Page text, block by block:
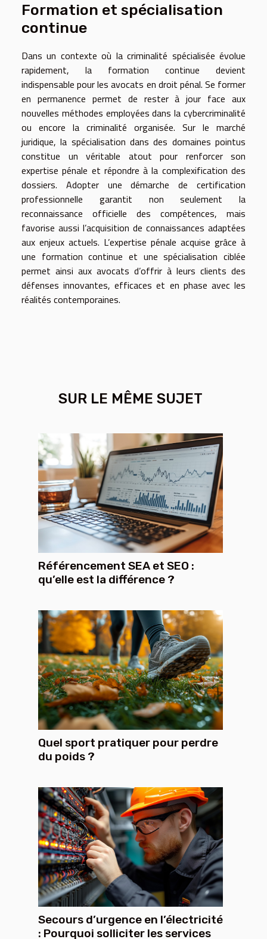
Formation et spécialisation
continue
Dans un contexte où la criminalité spécialisée évolue
rapidement, la formation continue devient
indispensable pour les avocats en droit pénal. Se former
en permanence permet de rester à jour face aux
nouvelles méthodes employées dans la cybercriminalité
ou encore la criminalité organisée. Sur le marché
juridique, la spécialisation dans des domaines pointus
constitue un véritable atout pour renforcer son
expertise pénale et répondre à la complexification des
dossiers. Adopter une démarche de certification
professionnelle garantit non seulement la
reconnaissance officielle des compétences, mais
favorise aussi l’acquisition de connaissances adaptées
aux enjeux actuels. L’expertise pénale acquise grâce à
une formation continue et une spécialisation ciblée
permet ainsi aux avocats d’offrir à leurs clients des
défenses innovantes, efficaces et en phase avec les
réalités contemporaines.
SUR LE MÊME SUJET
Référencement SEA et SEO :
qu’elle est la différence ?
Quel sport pratiquer pour perdre
du poids ?
Secours d’urgence en l’électricité
: Pourquoi solliciter les services